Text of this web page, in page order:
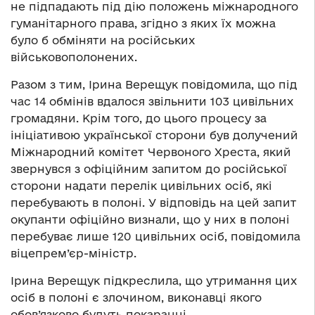
не підпадають під дію положень міжнародного
гуманітарного права, згідно з яких їх можна
було б обміняти на російських
військовополонених.
Разом з тим, Ірина Верещук повідомила, що під
час 14 обмінів вдалося звільнити 103 цивільних
громадяни. Крім того, до цього процесу за
ініціативою української сторони був долучений
Міжнародний комітет Червоного Хреста, який
звернувся з офіційним запитом до російської
сторони надати перелік цивільних осіб, які
перебувають в полоні. У відповідь на цей запит
окупанти офіційно визнали, що у них в полоні
перебуває лише 120 цивільних осіб, повідомила
віцепрем’єр-міністр.
Ірина Верещук підкреслила, що утримання цих
осіб в полоні є злочином, виконавці якого